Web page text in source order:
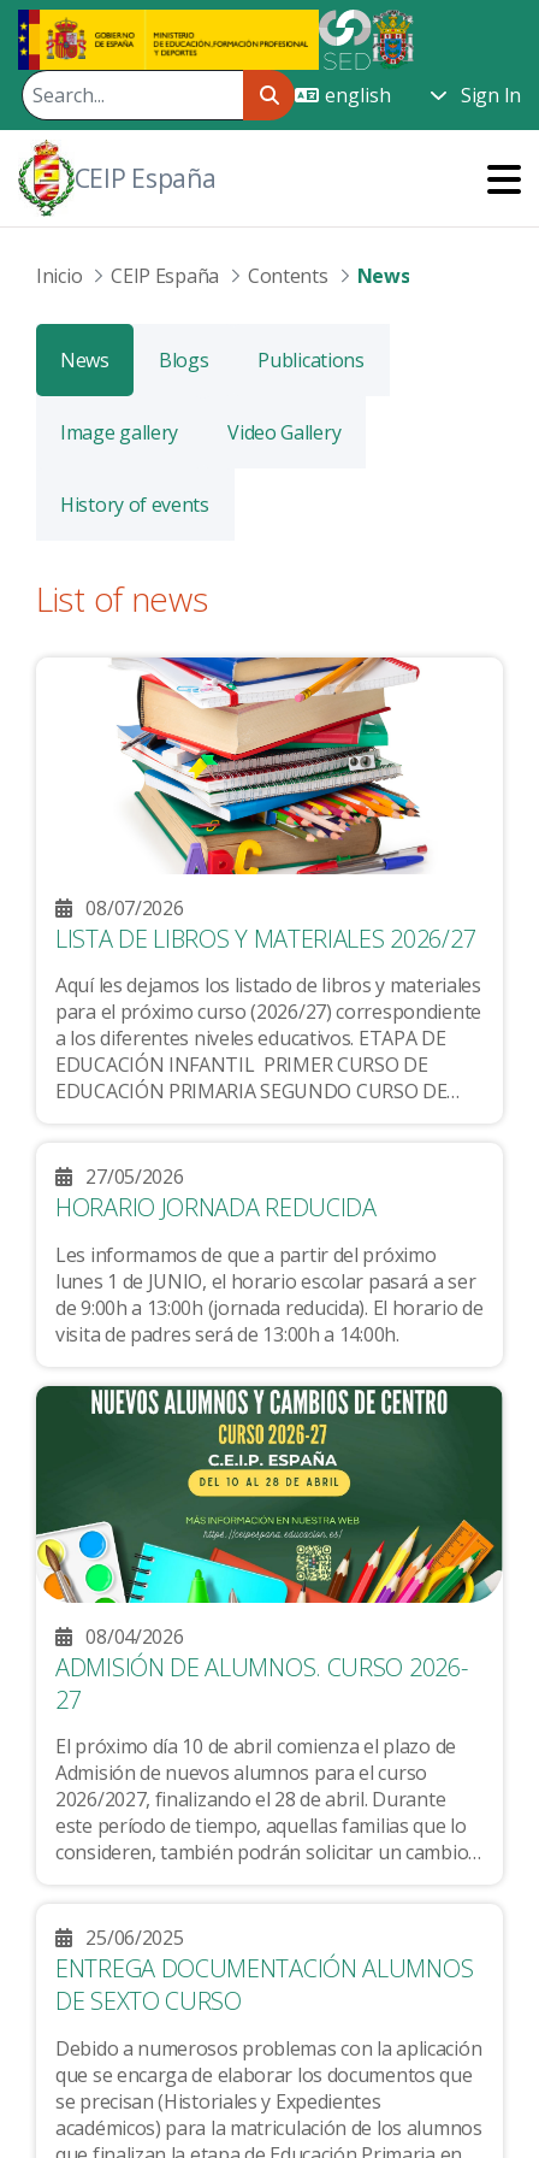
Skip to Main Content
Sign In
CEIP España
Inicio CEIP España Contents News
News Blogs Publications
Image gallery Video Gallery
History of events
List of news
08/07/2026
LISTA DE LIBROS Y MATERIALES 2026/27
Aquí les dejamos los listado de libros y materiales
para el próximo curso (2026/27) correspondiente
a los diferentes niveles educativos. ETAPA DE
EDUCACIÓN INFANTIL PRIMER CURSO DE
EDUCACIÓN PRIMARIA SEGUNDO CURSO DE
27/05/2026
HORARIO JORNADA REDUCIDA
Les informamos de que a partir del próximo
lunes 1 de JUNIO, el horario escolar pasará a ser
de 9:00h a 13:00h (jornada reducida). El horario de
visita de padres será de 13:00h a 14:00h.
08/04/2026
ADMISIÓN DE ALUMNOS. CURSO 2026-
27
El próximo día 10 de abril comienza el plazo de
Admisión de nuevos alumnos para el curso
2026/2027, finalizando el 28 de abril. Durante
este período de tiempo, aquellas familias que lo
consideren, también podrán solicitar un cambio
25/06/2025
ENTREGA DOCUMENTACIÓN ALUMNOS
DE SEXTO CURSO
Debido a numerosos problemas con la aplicación
que se encarga de elaborar los documentos que
se precisan (Historiales y Expedientes
académicos) para la matriculación de los alumnos